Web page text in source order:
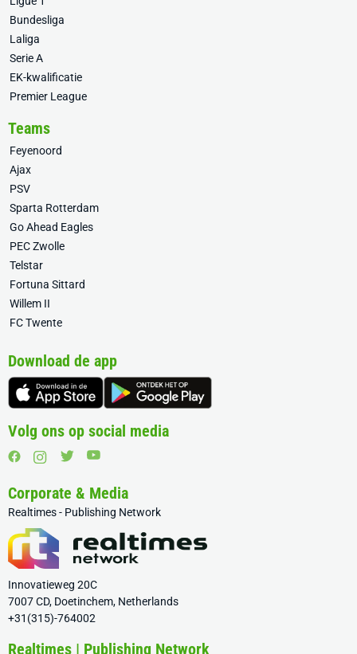
Bundesliga
Laliga
Serie A
EK-kwalificatie
Premier League
Teams
Feyenoord
Ajax
PSV
Sparta Rotterdam
Go Ahead Eagles
PEC Zwolle
Telstar
Fortuna Sittard
Willem II
FC Twente
Download de app
Volg ons op social media
Corporate & Media
Realtimes - Publishing Network
Innovatieweg 20C
7007 CD, Doetinchem, Netherlands
+31(315)-764002
Realtimes | Publishing Network